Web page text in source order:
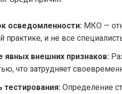
осведомленности: МКО —
практике, и не все
явных внешних признаков:
что затрудняет
Определение